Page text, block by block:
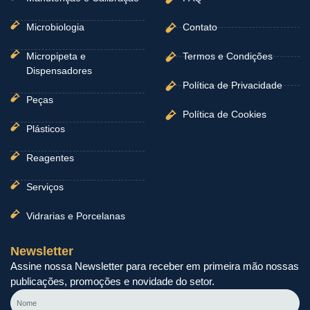
Microbiologia
Micropipeta e
Dispensadores
Peças
Plásticos
Reagentes
Serviços
Vidrarias e Porcelanas
Contato
Termos e Condições
Política de Privacidade
Política de Cookies
Newsletter
Assine nossa Newsletter para receber em primeira mão nossas
publicações, promoções e novidade do setor.
Nome